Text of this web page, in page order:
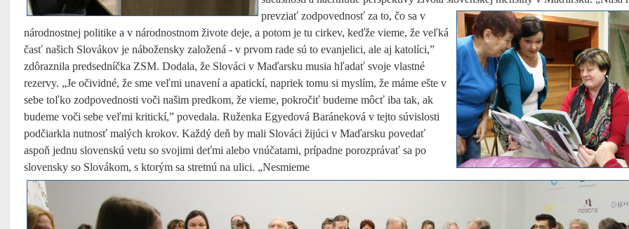
prevziať zodpovednosť za to, čo sa v
národnostnej politike a v národnostnom živote deje, a potom je tu cirkev, keďže vieme, že veľká
časť našich Slovákov je nábožensky založená - v prvom rade sú to evanjelici, ale aj katolíci,”
zdôraznila predsedníčka ZSM. Dodala, že Slováci v Maďarsku musia hľadať svoje vlastné
rezervy. „Je očividné, že sme veľmi unavení a apatickí, napriek tomu si myslím, že máme ešte v
sebe toľko zodpovednosti voči našim predkom, že vieme, pokročiť budeme môcť iba tak, ak
budeme voči sebe veľmi kritickí,” povedala. Ruženka Egyedová Baráneková v tejto súvislosti
podčiarkla nutnosť malých krokov. Každý deň by mali Slováci žijúci v Maďarsku povedať
aspoň jednu slovenskú vetu so svojimi deťmi alebo vnúčatami, prípadne porozprávať sa po
slovensky so Slovákom, s ktorým sa stretnú na ulici. „Nesmieme